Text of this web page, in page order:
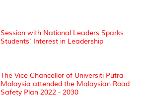
Session with National Leaders Sparks
Students' Interest in Leadership
The Vice Chancellor of Universiti Putra
Malaysia attended the Malaysian Road
Safety Plan 2022 - 2030